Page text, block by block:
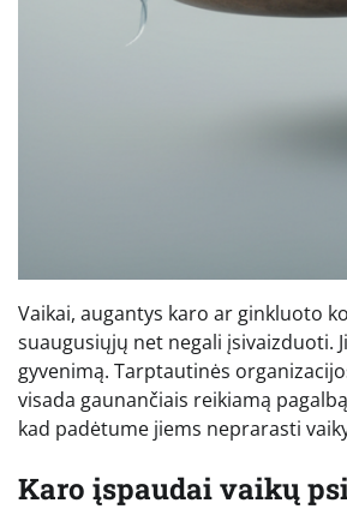
Vaikai, augantys karo ar ginkluoto
suaugusiųjų net negali įsivaizduoti.
gyvenimą. Tarptautinės
visada gaunančiais reikiamą
kad padėtume jiems neprarasti
Karo įspaudai vaikų